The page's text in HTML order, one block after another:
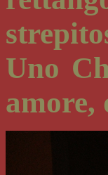
Uno
amore,